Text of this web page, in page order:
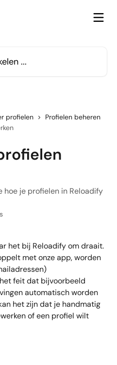
profielen
Profielen beheren
hoe je profielen in Reloadify
het bij Reloadify om draait.
met onze app, worden
feit dat bijvoorbeeld
automatisch worden
het zijn dat je handmatig
of een profiel wilt